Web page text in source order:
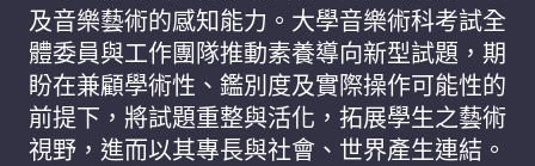
及音樂藝術的感知能力。大學音樂術科考試全
體委員與工作團隊推動素養導向新型試題，期
盼在兼顧學術性、鑑別度及實際操作可能性的
前提下，將試題重整與活化，拓展學生之藝術
視野，進而以其專長與社會、世界產生連結。